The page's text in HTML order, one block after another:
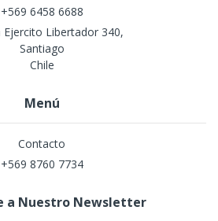
+569 6458 6688
Ejercito Libertador 340,
Santiago
Chile
Menú
Contacto
+569 8760 7734
a Nuestro Newsletter